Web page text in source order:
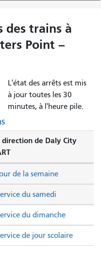
des trains à
Point –
L'état des arrêts est mis
à jour toutes les 30
minutes, à l'heure pile.
direction de Daly City
du samedi
du dimanche
de la semaine
de jour scolaire